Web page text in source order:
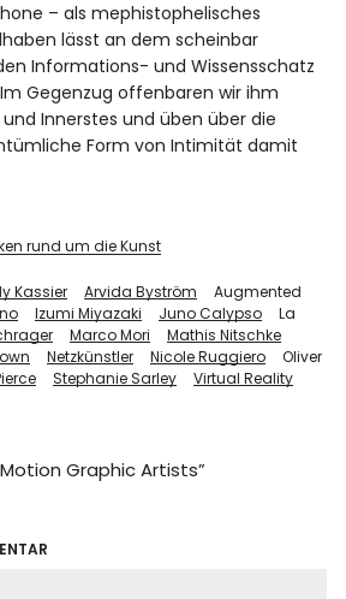
– als mephistophelisches
lässt an dem scheinbar
Informations- und Wissensschatz
Gegenzug offenbaren wir ihm
Innerstes und üben über die
Form von Intimität damit
rund um die Kunst
Kassier Arvida Byström
Augmented
Izumi Miyazaki Juno Calypso
La
Marco Mori
Mathis Nitschke
Netzkünstler Nicole Ruggiero
Oliver
Stephanie Sarley Virtual Reality
Motion Graphic Artists”